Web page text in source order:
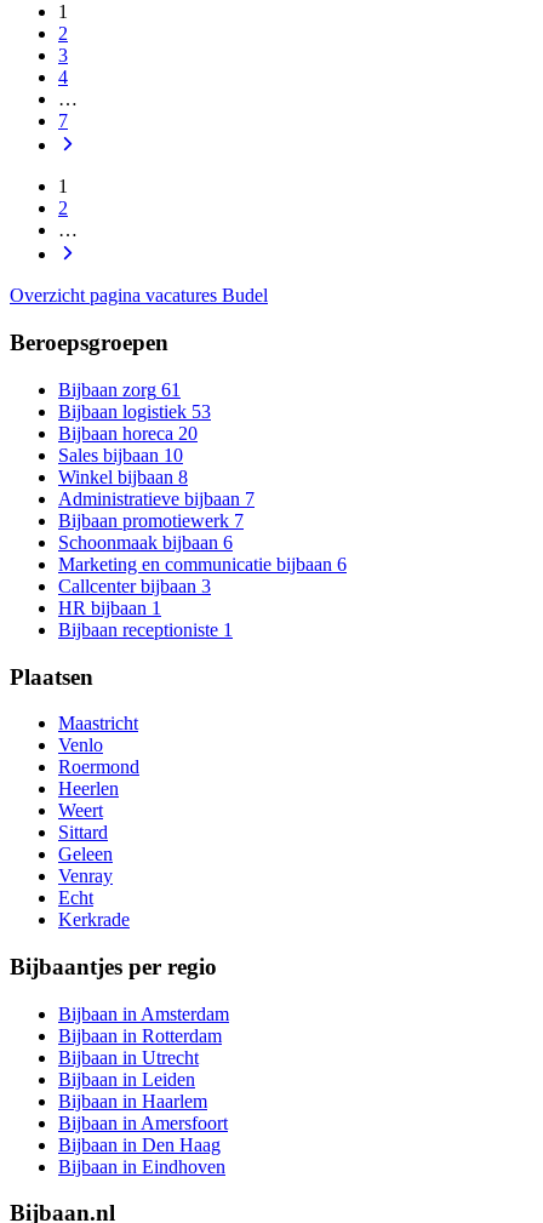
1
2
3
4
…
7
1
2
…
Overzicht pagina vacatures Budel
Beroepsgroepen
Bijbaan zorg 61
Bijbaan logistiek 53
Bijbaan horeca 20
Sales bijbaan 10
Winkel bijbaan 8
Administratieve bijbaan 7
Bijbaan promotiewerk 7
Schoonmaak bijbaan 6
Marketing en communicatie bijbaan 6
Callcenter bijbaan 3
HR bijbaan 1
Bijbaan receptioniste 1
Plaatsen
Maastricht
Venlo
Roermond
Heerlen
Weert
Sittard
Geleen
Venray
Echt
Kerkrade
Bijbaantjes per regio
Bijbaan in Amsterdam
Bijbaan in Rotterdam
Bijbaan in Utrecht
Bijbaan in Leiden
Bijbaan in Haarlem
Bijbaan in Amersfoort
Bijbaan in Den Haag
Bijbaan in Eindhoven
Bijbaan.nl